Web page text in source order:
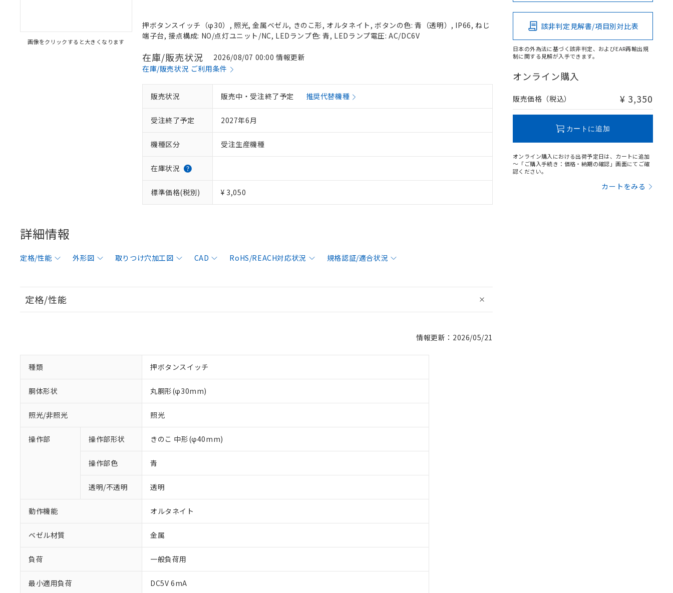
画像をクリックすると大きくなります
押ボタンスイッチ（φ30）, 照光, 金属ベゼル, きのこ形, オルタネイト, ボタンの色: 青（透明）, IP66, ねじ
端子台, 接点構成: NO/点灯ユニット/NC, LEDランプ色: 青, LEDランプ電圧: AC/DC6V
在庫/販売状況
2026/08/07 00:00 情報更新
在庫/販売状況 ご利用条件
販売状況 販売中・受注終了予定 推奨代替機種
受注終了予定 2027年6月
機種区分 受注生産機種
在庫状況
標準価格(税別) ¥ 3,050
詳細情報
定格/性能 外形図 取りつけ穴加工図 CAD RoHS/REACH対応状況 規格認証/適合状況
定格/性能
情報更新：2026/05/21
種類 押ボタンスイッチ
胴体形状 丸胴形(φ30mm)
照光/非照光 照光
操作部 操作部形状 きのこ 中形(φ40mm)
操作部色 青
透明/不透明 透明
動作機能 オルタネイト
ベゼル材質 金属
負荷 一般負荷用
最小適用負荷 DC5V 6mA
該非判定見解書/項目別対比表
日本の外為法に基づく該非判定、およびEAR再輸出規
制に関する見解が入手できます。
オンライン購入
販売価格（税込） ¥ 3,350
カートに追加
オンライン購入における出荷予定日は、カートに追加
～「ご購入手続き：価格・納期の確認」画面にてご確
認ください。
カートをみる